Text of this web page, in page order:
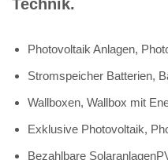
Technik.
Photovoltaik Anlagen,
Stromspeicher Batterien,
Wallboxen, Wallbox mit
Exklusive Photovoltaik,
Bezahlbare